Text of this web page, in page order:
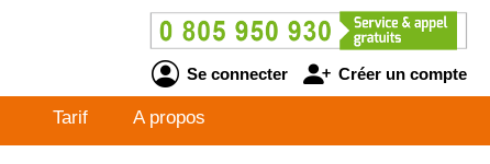
Se connecter Créer un compte
Tarif A propos